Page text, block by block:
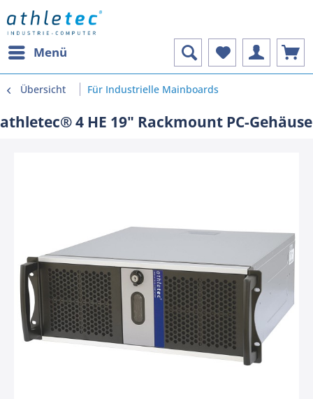
Menü
Übersicht Für Industrielle Mainboards
athletec® 4 HE 19" Rackmount PC-Gehäuse